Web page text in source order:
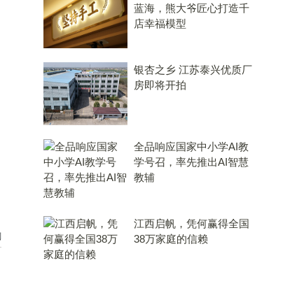
蓝海，熊大爷匠心打造千
店幸福模型
银杏之乡 江苏泰兴优质厂
房即将开拍
全品响应国家中小学AI教
学号召，率先推出AI智慧
教辅
江西启帆，凭何赢得全国
38万家庭的信赖